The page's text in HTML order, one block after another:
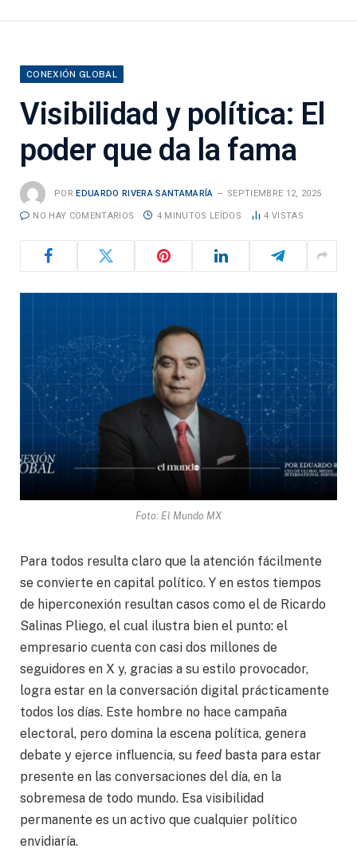
CONEXIÓN GLOBAL
Visibilidad y política: El
poder que da la fama
POR EDUARDO RIVERA SANTAMARÍA SEPTIEMBRE 12, 2025
NO HAY COMENTARIOS 4 MINUTOS LEÍDOS 4 VISTAS
Foto: El Mundo MX
Para todos resulta claro que la atención fácilmente
se convierte en capital político. Y en estos tiempos
de hiperconexión resultan casos como el de Ricardo
Salinas Pliego, el cual ilustra bien el punto: el
empresario cuenta con casi dos millones de
seguidores en X y, gracias a su estilo provocador,
logra estar en la conversación digital prácticamente
todos los días. Este hombre no hace campaña
electoral, pero domina la escena política, genera
debate y ejerce influencia, su feed basta para estar
presente en las conversaciones del día, en la
sobremesa de todo mundo. Esa visibilidad
permanente es un activo que cualquier político
envidiaría.